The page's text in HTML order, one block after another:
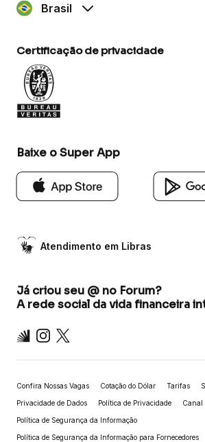
Brasil
Certificação de privacidade
Baixe o Super App
Atendimento em Libras
Já criou seu @ no Forum?
A rede social da vida financeira
Inter Instagram
X
Confira Nossas Vagas Cotação do Dólar Tarifas
Privacidade de Dados Política de Privacidade Canal
Política de Segurança da Informação
Política de Segurança da Informação para Fornecedores